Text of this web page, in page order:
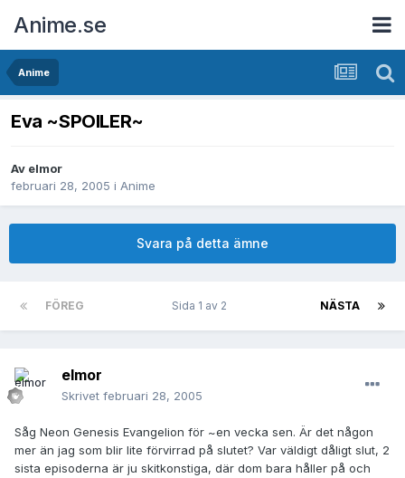
Anime.se
Anime
Eva ~SPOILER~
Av elmor
februari 28, 2005 i Anime
Svara på detta ämne
FÖREG NÄSTA
Sida 1 av 2
elmor
Skrivet februari 28, 2005
Såg Neon Genesis Evangelion för ~en vecka sen. Är det någon
mer än jag som blir lite förvirrad på slutet? Var väldigt dåligt slut, 2
sista episoderna är ju skitkonstiga, där dom bara håller på och